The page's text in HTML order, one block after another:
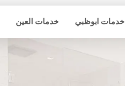
خدمات ابوظبي خدمات العين